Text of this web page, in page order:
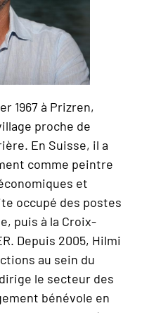
1967 à Prizren,
proche de
En Suisse, il a
comme peintre
et
occupé des postes
puis à la Croix-
Depuis 2005, Hilmi
au sein du
le secteur des
bénévole en